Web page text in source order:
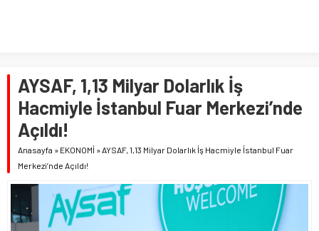
AYSAF, 1,13 Milyar Dolarlık İş
Hacmiyle İstanbul Fuar Merkezi’nde
Açıldı!
Anasayfa » EKONOMİ »AYSAF, 1,13 Milyar Dolarlık İş Hacmiyle İstanbul Fuar
Merkezi’nde Açıldı!